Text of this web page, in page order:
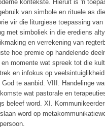
kontekste. Hieruit is 'n
van simbole en rituele as
vir die liturgiese toepassing
met simboliek in die erediens
en verrekening van
hoe premie op handelende
momente wat spreek tot die
en infokus op
te aanbid. VIII. Handelinge
wat pastorale en
beleef word. XI.
word op